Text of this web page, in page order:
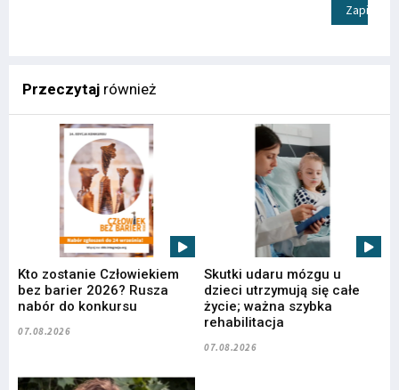
Zapisz
Przeczytaj również
Kto zostanie Człowiekiem
bez barier 2026? Rusza
nabór do konkursu
07.08.2026
Skutki udaru mózgu u
dzieci utrzymują się całe
życie; ważna szybka
rehabilitacja
07.08.2026